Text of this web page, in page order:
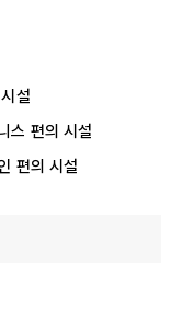
설
스 편의 시설
편의 시설